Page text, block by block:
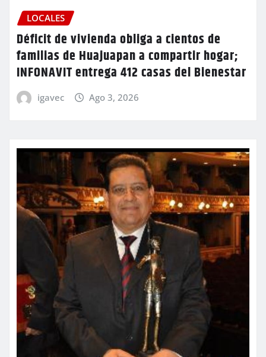
LOCALES
Déficit de vivienda obliga a cientos de
familias de Huajuapan a compartir hogar;
INFONAVIT entrega 412 casas del Bienestar
igavec Ago 3, 2026